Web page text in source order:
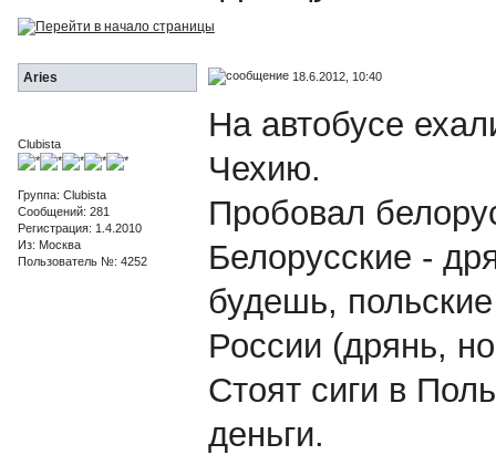
Aries 18.6.2012, 10:40
Clubista
Группа: Clubista
Сообщений: 281
Регистрация: 1.4.2010
Из: Москва
Пользователь №: 4252
На автобусе
Чехию.
Пробовал
Белорусские -
будешь,
России (дрянь,
Стоят сиги в
деньги.